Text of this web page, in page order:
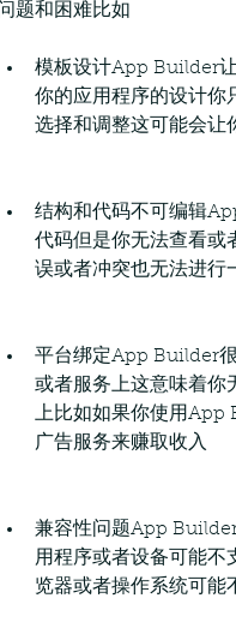
问题和困难比如
模板设计App Builder
你的应用程序的设计
选择和调整这可能会让
结构和代码不可编辑
代码但是你无法查看或
误或者冲突也无法进行
平台绑定App Builder
或者服务上这意味着你
上比如如果你使用App
广告服务来赚取收入
兼容性问题App
用程序或者设备可能不
览器或者操作系统可